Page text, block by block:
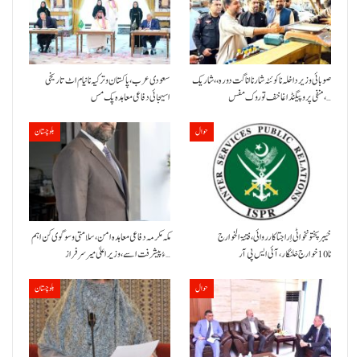
سعودی عرب، پاکستان و ترکیہ نا نیام اٹ تاریخی
اسیجائی دفاعی معاہدہ پک مس
صوبائی وزیر داخلہ نا کوئٹہ شار نا اناگت دورہ،، شاریک
منفی پروپیگنڈا غا خف توروک مفس،…
بلوچستان
مکہ مکرمہ دفاعی معاہدہ امن، سلامتی و سوگوی کن اہم
ءُ پیشرفت اسے،وزیراعلیٰ میر سرفراز…
حوال
خیبر پختونخوا ٹی اِرا جتا کارروائی، فتنۃ الخوارج
نا 10خوارج خلنگار،آئی ایس پی آر
بلوچستان حوال